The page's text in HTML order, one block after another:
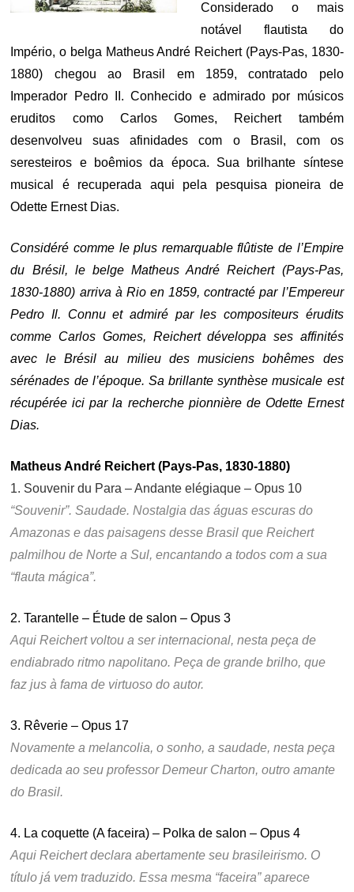
Considerado o mais
notável flautista do
Império, o belga Matheus André Reichert (Pays-Pas, 1830-
1880) chegou ao Brasil em 1859, contratado pelo
Imperador Pedro II. Conhecido e admirado por músicos
eruditos como Carlos Gomes, Reichert também
desenvolveu suas afinidades com o Brasil, com os
seresteiros e boêmios da época. Sua brilhante síntese
musical é recuperada aqui pela pesquisa pioneira de
Odette Ernest Dias.
Considéré comme le plus remarquable flûtiste de l’Empire
du Brésil, le belge Matheus André Reichert (Pays-Pas,
1830-1880) arriva à Rio en 1859, contracté par l’Empereur
Pedro Il. Connu et admiré par les compositeurs érudits
comme Carlos Gomes, Reichert développa ses affinités
avec le Brésil au milieu des musiciens bohêmes des
sérénades de l’époque. Sa brillante synthèse musicale est
récupérée ici par la recherche pionnière de Odette Ernest
Dias.
Matheus André Reichert (Pays-Pas, 1830-1880)
1. Souvenir du Para – Andante elégiaque – Opus 10
“Souvenir”. Saudade. Nostalgia das águas escuras do
Amazonas e das paisagens desse Brasil que Reichert
palmilhou de Norte a Sul, encantando a todos com a sua
“flauta mágica”.
2. Tarantelle – Étude de salon – Opus 3
Aqui Reichert voltou a ser internacional, nesta peça de
endiabrado ritmo napolitano. Peça de grande brilho, que
faz jus à fama de virtuoso do autor.
3. Rêverie – Opus 17
Novamente a melancolia, o sonho, a saudade, nesta peça
dedicada ao seu professor Demeur Charton, outro amante
do Brasil.
4. La coquette (A faceira) – Polka de salon – Opus 4
Aqui Reichert declara abertamente seu brasileirismo. O
título já vem traduzido. Essa mesma “faceira” aparece